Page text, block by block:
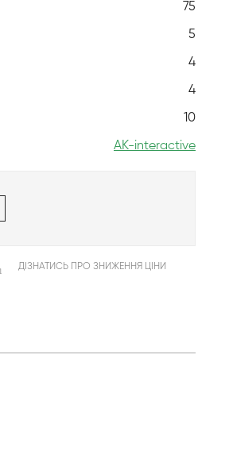
75
5
4
4
10
AK-interactive
ДІЗНАТИСЬ ПРО ЗНИЖЕННЯ ЦІНИ